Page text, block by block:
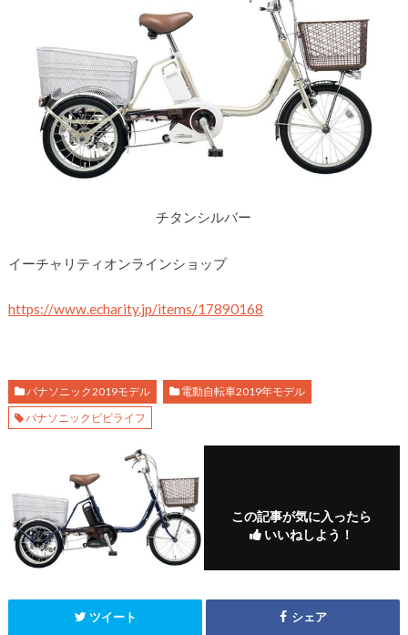
チタンシルバー
イーチャリティオンラインショップ
https://www.echarity.jp/items/17890168
パナソニック2019モデル
電動自転車2019年モデル
パナソニックビビライフ
この記事が気に入ったら
いいねしよう！
ツイート シェア